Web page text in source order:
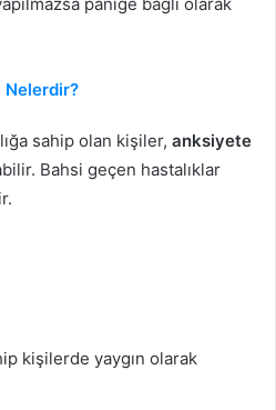
sahip olan kişiler, anksiyete
Bahsi geçen hastalıklar
kişilerde yaygın olarak